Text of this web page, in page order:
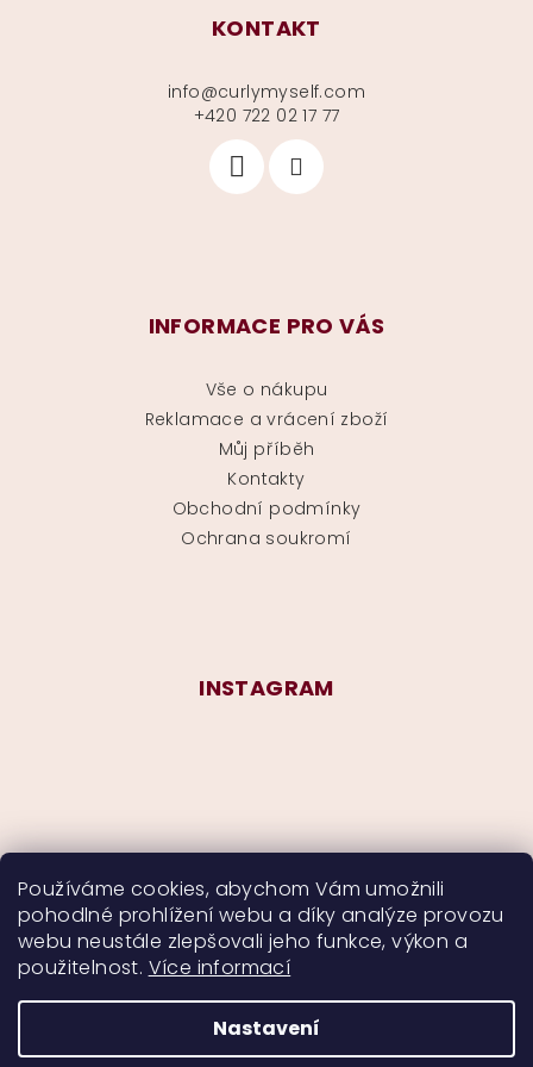
Používáme cookies, abychom Vám umožnili
pohodlné prohlížení webu a díky analýze provozu
webu neustále zlepšovali jeho funkce, výkon a
použitelnost. Více informací
Nastavení
KONTAKT
info@curlymyself.com
+420 722 02 17 77
INFORMACE PRO VÁS
Vše o nákupu
Reklamace a vrácení zboží
Můj příběh
Kontakty
Obchodní podmínky
Ochrana soukromí
INSTAGRAM
Sledovat na Instagramu